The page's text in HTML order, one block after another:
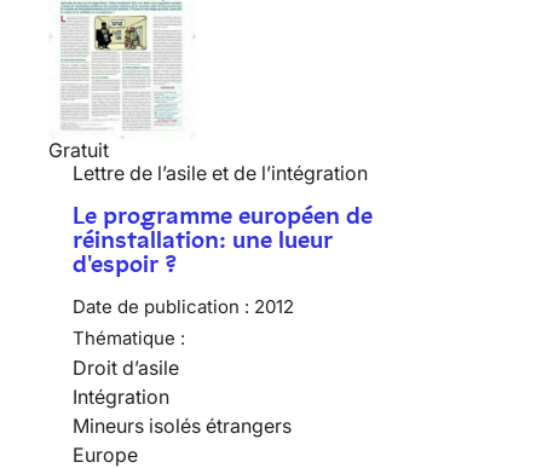
Gratuit
Lettre de l’asile et de l’intégration
Le programme européen de
réinstallation: une lueur
d'espoir ?
Date de publication : 2012
Thématique :
Droit d’asile
Intégration
Mineurs isolés étrangers
Europe